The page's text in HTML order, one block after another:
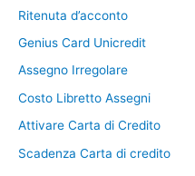
Ritenuta d’acconto
Genius Card Unicredit
Assegno Irregolare
Costo Libretto Assegni
Attivare Carta di Credito
Scadenza Carta di credito